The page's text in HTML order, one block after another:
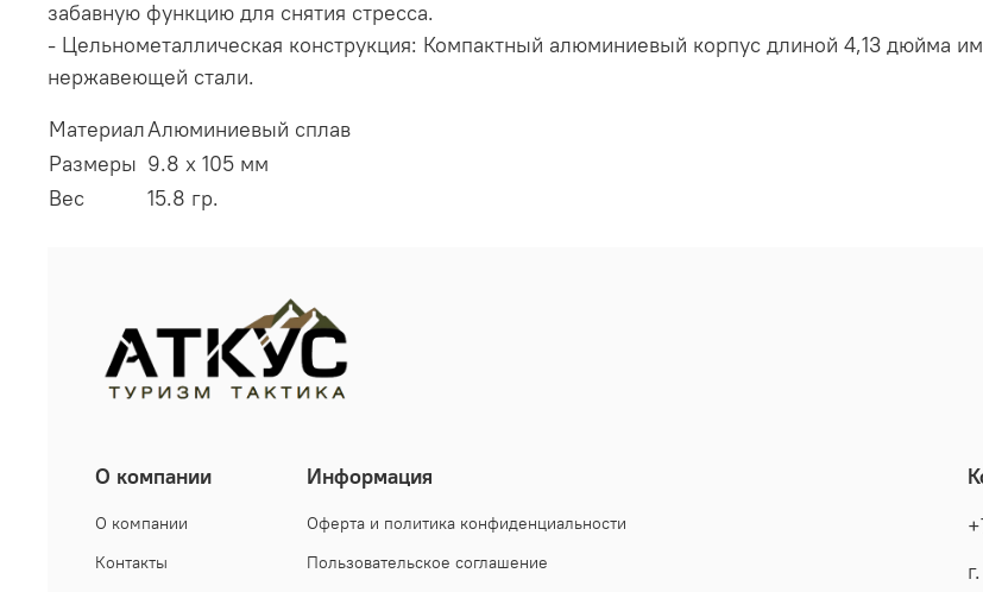
забавную функцию для снятия стресса.
- Цельнометаллическая конструкция: Компактный алюминиевый корпус длиной 4,13 дюйма
нержавеющей стали.
МатериалАлюминиевый сплав
Размеры 9.8 x 105 мм
Вес
15.8 гр.
О компании
О компании
Контакты
Информация
Оферта и политика конфиденциальности
Пользовательское соглашение